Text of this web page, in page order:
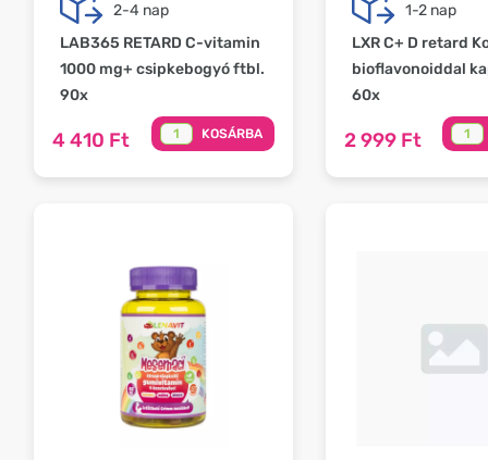
2-4 nap
LAB365 RETARD C-vitamin
1000 mg+ csipkebogyó ftbl.
90x
4 410 Ft KOSÁRBA
1-2 nap
LXR C+ D retard
bioflavonoiddal
60x
2 999 Ft